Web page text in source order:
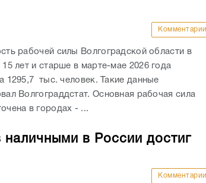
Комментарии
рабочей силы Волгоградской области в
15 лет и старше в марте-мае 2026 года
1295,7 тыс. человек. Такие данные
Волгограддстат. Основная рабочая сила
в городах - ...
в России достиг
Комментарии